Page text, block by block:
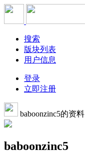
搜索
版块列表
用户信息
登录
立即注册
baboonzinc5的资料
baboonzinc5